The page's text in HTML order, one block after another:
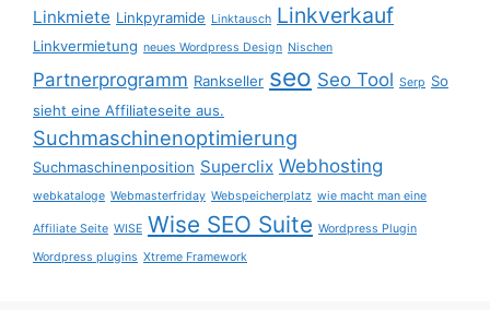
Linkmiete Linkpyramide Linktausch Linkverkauf
Linkvermietung neues Wordpress Design Nischen
Partnerprogramm Rankseller seo Seo Tool Serp So
sieht eine Affiliateseite aus.
Suchmaschinenoptimierung
Suchmaschinenposition Superclix Webhosting
webkataloge Webmasterfriday Webspeicherplatz wie macht man eine
Affiliate Seite WISE Wise SEO Suite Wordpress Plugin
Wordpress plugins Xtreme Framework